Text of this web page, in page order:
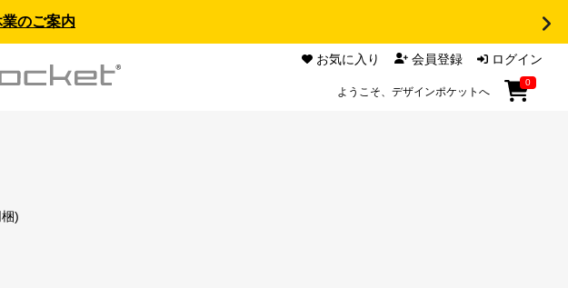
のご案内
お気に入り 会員登録 ログイン
ようこそ、デザインポケットへ
0
)